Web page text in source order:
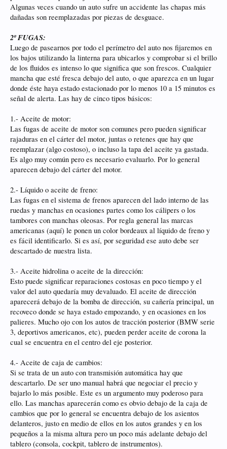
Algunas veces cuando un auto sufre un accidente las chapas más
dañadas son reemplazadas por piezas de desguace.
2º FUGAS:
Luego de pasearnos por todo el perímetro del auto nos fijaremos en
los bajos utilizando la linterna para ubicarlos y comprobar si el brillo
de los fluidos es intenso lo que significa que son frescos. Cualquier
mancha que esté fresca debajo del auto, o que aparezca en un lugar
donde éste haya estado estacionado por lo menos 10 a 15 minutos es
señal de alerta. Las hay de cinco tipos básicos:
1.- Aceite de motor:
Las fugas de aceite de motor son comunes pero pueden significar
rajaduras en el cárter del motor, juntas o retenes que hay que
reemplazar (algo costoso), o incluso la tapa del aceite ya gastada.
Es algo muy común pero es necesario evaluarlo. Por lo general
aparecen debajo del cárter del motor.
2.- Líquido o aceite de freno:
Las fugas en el sistema de frenos aparecen del lado interno de las
ruedas y manchas en ocasiones partes como los cálipers o los
tambores con manchas oleosas. Por regla general las marcas
americanas (aquí) le ponen un color bordeaux al líquido de freno y
es fácil identificarlo. Si es así, por seguridad ese auto debe ser
descartado de nuestra lista.
3.- Aceite hidrolina o aceite de la dirección:
Esto puede significar reparaciones costosas en poco tiempo y el
valor del auto quedaría muy devaluado. El aceite de dirección
aparecerá debajo de la bomba de dirección, su cañería principal, un
recoveco donde se haya estado empozando, y en ocasiones en los
palieres. Mucho ojo con los autos de tracción posterior (BMW serie
3, deportivos americanos, etc), pueden perder aceite de corona la
cual se encuentra en el centro del eje posterior.
4.- Aceite de caja de cambios:
Si se trata de un auto con transmisión automática hay que
descartarlo. De ser uno manual habrá que negociar el precio y
bajarlo lo más posible. Este es un argumento muy poderoso para
ello. Las manchas aparecerán como es obvio debajo de la caja de
cambios que por lo general se encuentra debajo de los asientos
delanteros, justo en medio de ellos en los autos grandes y en los
pequeños a la misma altura pero un poco más adelante debajo del
tablero (consola, cockpit, tablero de instrumentos).